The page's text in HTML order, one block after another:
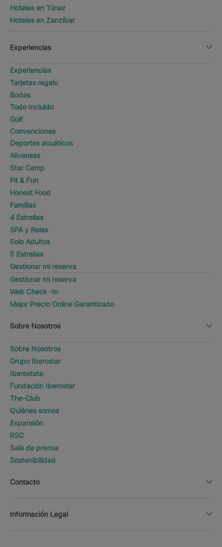
Hoteles en Túnez
Hoteles en Zanzíbar
Experiencias
Experiencias
Tarjetas regalo
Bodas
Todo Incluido
Golf
Convenciones
Deportes acuáticos
Aliveness
Star Camp
Fit & Fun
Honest Food
Familias
4 Estrellas
SPA y Relax
Solo Adultos
5 Estrellas
Gestionar mi reserva
Gestionar mi reserva
Web Check -In
Mejor Precio Online Garantizado
Sobre Nosotros
Sobre Nosotros
Grupo Iberostar
Iberostate
Fundación Iberostar
The-Club
Quiénes somos
Expansión
RSC
Sala de prensa
Sostenibilidad
Contacto
Información Legal